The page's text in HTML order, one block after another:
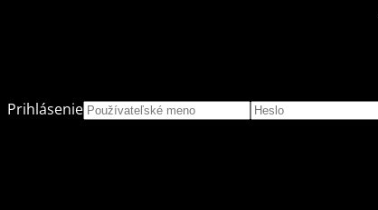
Prihlásenie